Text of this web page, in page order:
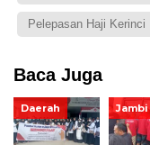
Pelepasan Haji Kerinci
Baca Juga
Daerah Jambi